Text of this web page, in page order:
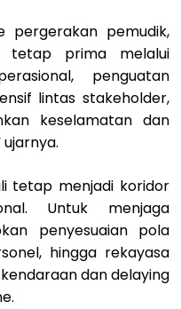
pergerakan pemudik,
tetap prima melalui
penguatan
lintas stakeholder,
keselamatan dan
tetap menjadi koridor
Untuk menjaga
penyesuaian pola
hingga rekayasa
dan delaying